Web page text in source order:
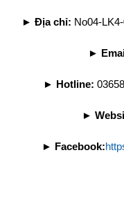
►Địa chỉ: No04-
►
► Hotline:
►
► Facebook: